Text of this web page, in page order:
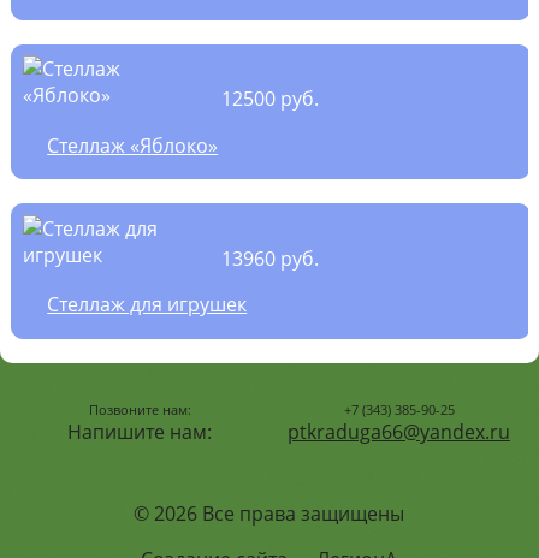
12500 руб.
Стеллаж «Яблоко»
13960 руб.
Стеллаж для игрушек
Позвоните нам:
Напишите нам:
+7 (343) 385-90-25
ptkraduga66@yandex.ru
© 2026 Все права защищены